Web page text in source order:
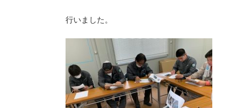
行いました。